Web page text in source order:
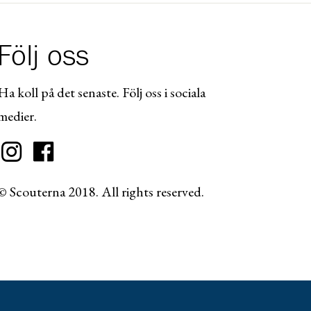
Följ oss
koll på det senaste. Följ oss i sociala
Scouterna 2018. All rights reserved.